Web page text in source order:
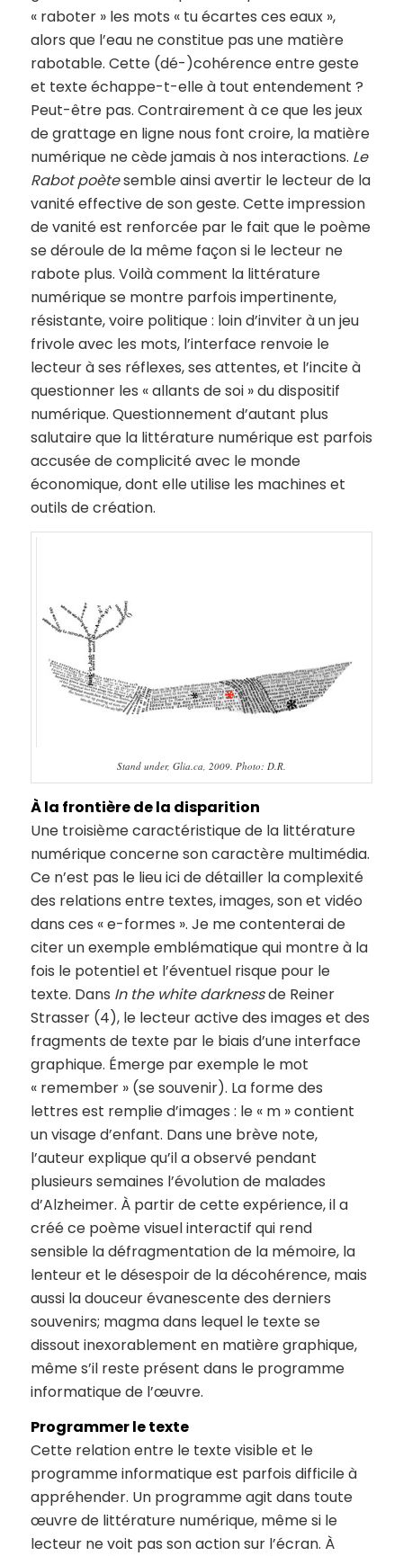
« raboter » les mots « tu écartes ces eaux »,
alors que l’eau ne constitue pas une matière
rabotable. Cette (dé-)cohérence entre geste
et texte échappe-t-elle à tout entendement ?
Peut-être pas. Contrairement à ce que les jeux
de grattage en ligne nous font croire, la matière
numérique ne cède jamais à nos interactions. Le
Rabot poètesemble ainsi avertir le lecteur de la
vanité effective de son geste. Cette impression
de vanité est renforcée par le fait que le poème
se déroule de la même façon si le lecteur ne
rabote plus. Voilà comment la littérature
numérique se montre parfois impertinente,
résistante, voire politique : loin d’inviter à un jeu
frivole avec les mots, l’interface renvoie le
lecteur à ses réflexes, ses attentes, et l’incite à
questionner les « allants de soi » du dispositif
numérique. Questionnement d’autant plus
salutaire que la littérature numérique est parfois
accusée de complicité avec le monde
économique, dont elle utilise les machines et
outils de création.
Stand under, Glia.ca, 2009. Photo: D.R.
À la frontière de la disparition
Une troisième caractéristique de la littérature
numérique concerne son caractère multimédia.
Ce n’est pas le lieu ici de détailler la complexité
des relations entre textes, images, son et vidéo
dans ces « e-formes ». Je me contenterai de
citer un exemple emblématique qui montre à la
fois le potentiel et l’éventuel risque pour le
texte. Dans In the white darknessde Reiner
Strasser (4), le lecteur active des images et des
fragments de texte par le biais d’une interface
graphique. Émerge par exemple le mot
« remember » (se souvenir). La forme des
lettres est remplie d’images : le « m » contient
un visage d’enfant. Dans une brève note,
l’auteur explique qu’il a observé pendant
plusieurs semaines l’évolution de malades
d’Alzheimer. À partir de cette expérience, il a
créé ce poème visuel interactif qui rend
sensible la défragmentation de la mémoire, la
lenteur et le désespoir de la décohérence, mais
aussi la douceur évanescente des derniers
souvenirs; magma dans lequel le texte se
dissout inexorablement en matière graphique,
même s’il reste présent dans le programme
informatique de l’œuvre.
Programmer le texte
Cette relation entre le texte visible et le
programme informatique est parfois difficile à
appréhender. Un programme agit dans toute
œuvre de littérature numérique, même si le
lecteur ne voit pas son action sur l’écran. À